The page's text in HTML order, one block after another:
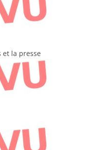
et la presse